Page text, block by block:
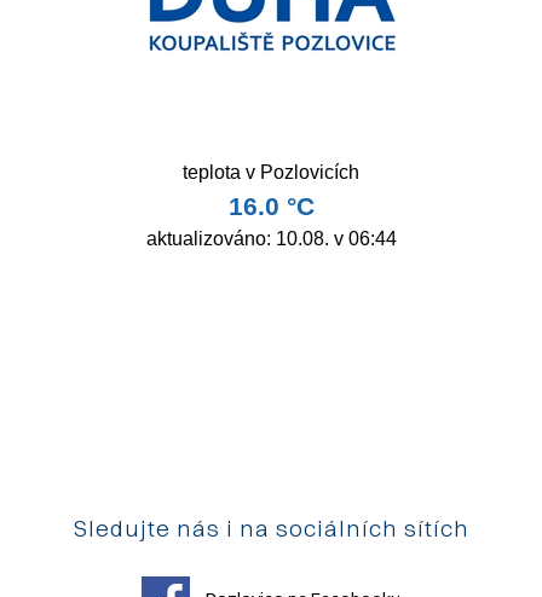
Sledujte nás i na sociálních sítích